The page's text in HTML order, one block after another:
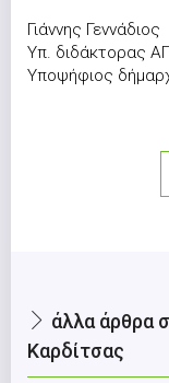
Γιάννης Γεννάδιος
Υπ. διδάκτορας
Υποψήφιος
άλλα άρθρα
Καρδίτσας